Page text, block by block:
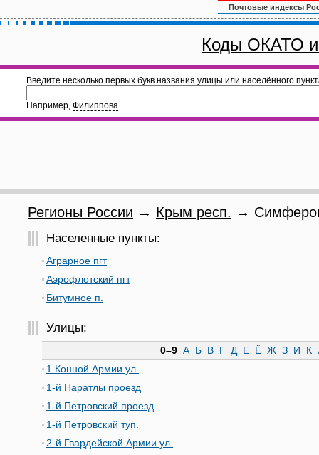
Почтовые индексы
Коды ОКАТО
Введите несколько первых букв названия улицы или населённого
Например, Филиппова.
Регионы России → Крым респ. →
Населенные пункты:
Аграрное пгт
Аэрофлотский пгт
Битумное п.
Улицы:
0–9 А Б В Г Д Е Ё Ж З И К
1 Конной Армии ул.
1-й Наратлы проезд
1-й Петровский проезд
1-й Петровский туп.
2-й Гвардейской Армии ул.